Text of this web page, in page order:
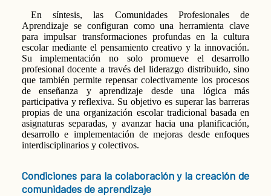
En síntesis, las Comunidades Profesionales de
Aprendizaje se configuran como una herramienta clave
para impulsar transformaciones profundas en la cultura
escolar mediante el pensamiento creativo y la innovación.
Su implementación no solo promueve el desarrollo
profesional docente a través del liderazgo distribuido, sino
que también permite repensar colectivamente los procesos
de enseñanza y aprendizaje desde una lógica más
participativa y reflexiva. Su objetivo es superar las barreras
propias de una organización escolar tradicional basada en
asignaturas separadas, y avanzar hacia una planificación,
desarrollo e implementación de mejoras desde enfoques
interdisciplinarios y colectivos.
Condiciones para la colaboración y la creación de
comunidades de aprendizaje